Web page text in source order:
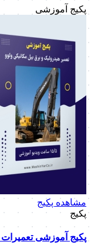
پکیج آموزشی
مشاهده پکیج
پکیج
پکیج آموزشی